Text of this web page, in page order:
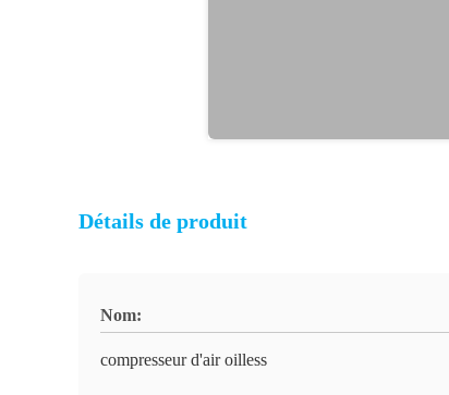
Détails de produit
Nom:
compresseur d'air oilless